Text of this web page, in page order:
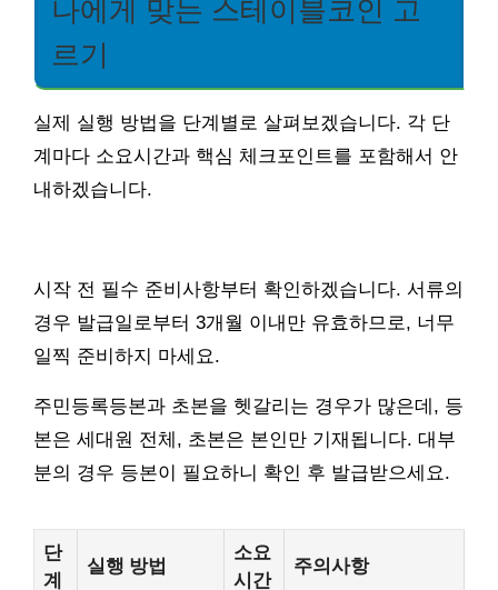
나에게 맞는 스테이블코인 고
르기
실제 실행 방법을 단계별로 살펴보겠습니다. 각 단
계마다 소요시간과 핵심 체크포인트를 포함해서 안
내하겠습니다.
시작 전 필수 준비사항부터 확인하겠습니다. 서류의
경우 발급일로부터 3개월 이내만 유효하므로, 너무
일찍 준비하지 마세요.
주민등록등본과 초본을 헷갈리는 경우가 많은데, 등
본은 세대원 전체, 초본은 본인만 기재됩니다. 대부
분의 경우 등본이 필요하니 확인 후 발급받으세요.
단
계
실행 방법
소요
시간
주의사항